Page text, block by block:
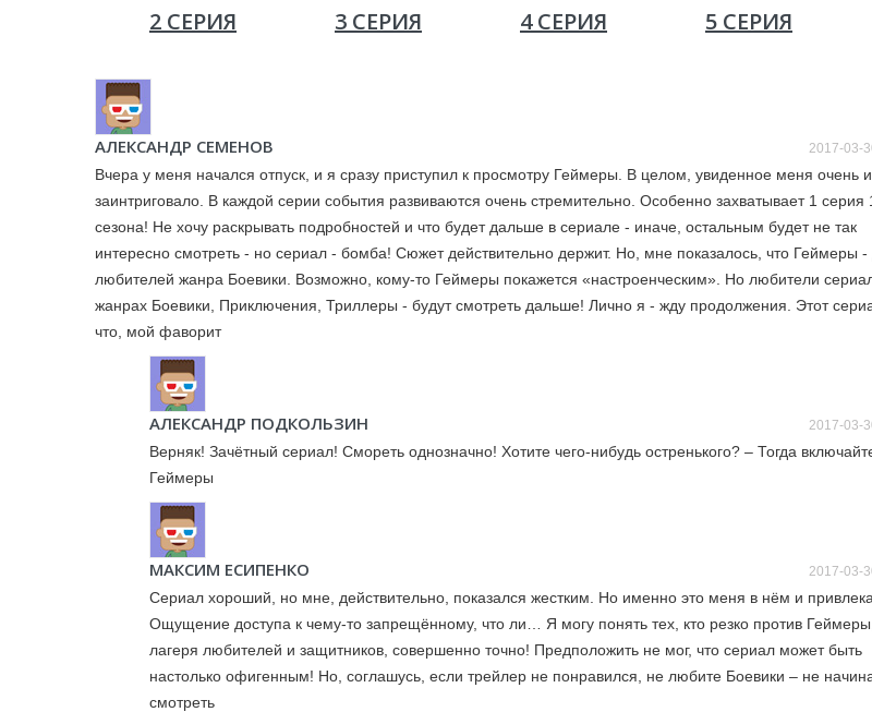
2 СЕРИЯ 3 СЕРИЯ 4 СЕРИЯ 5 СЕРИЯ
АЛЕКСАНДР СЕМЕНОВ 2017-03-
Вчера у меня начался отпуск, и я сразу приступил к просмотру Геймеры. В целом, увиденное меня очень
заинтриговало. В каждой серии события развиваются очень стремительно. Особенно захватывает 1 серия
сезона! Не хочу раскрывать подробностей и что будет дальше в сериале - иначе, остальным будет не так
интересно смотреть - но сериал - бомба! Сюжет действительно держит. Но, мне показалось, что Геймеры -
любителей жанра Боевики. Возможно, кому-то Геймеры покажется «настроенческим». Но любители
жанрах Боевики, Приключения, Триллеры - будут смотреть дальше! Лично я - жду продолжения. Этот
что, мой фаворит
АЛЕКСАНДР ПОДКОЛЬЗИН 2017-03-
Верняк! Зачётный сериал! Смореть однозначно! Хотите чего-нибудь остренького? – Тогда
Геймеры
МАКСИМ ЕСИПЕНКО 2017-03-
Сериал хороший, но мне, действительно, показался жестким. Но именно это меня в нём и
Ощущение доступа к чему-то запрещённому, что ли… Я могу понять тех, кто резко против
лагеря любителей и защитников, совершенно точно! Предположить не мог, что сериал может быть
настолько офигенным! Но, соглашусь, если трейлер не понравился, не любите Боевики – не
смотреть